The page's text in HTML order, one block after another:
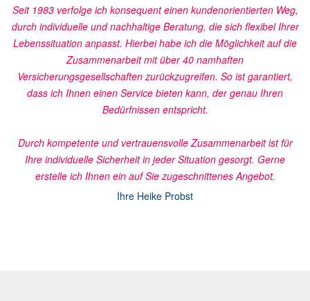
Seit 1983 verfolge ich konsequent einen kundenorientierten Weg,
durch individuelle und nachhaltige Beratung, die sich flexibel Ihrer
Lebenssituation anpasst. Hierbei habe ich die Möglichkeit auf die
Zusammenarbeit mit über 40 namhaften
Versicherungsgesellschaften zurückzugreifen. So ist garantiert,
dass ich Ihnen einen Service bieten kann, der genau Ihren
Bedürfnissen entspricht.
Durch kompetente und vertrauensvolle Zusammenarbeit ist für
Ihre individuelle Sicherheit in jeder Situation gesorgt. Gerne
erstelle ich Ihnen ein auf Sie zugeschnittenes Angebot.
Ihre Heike Probst